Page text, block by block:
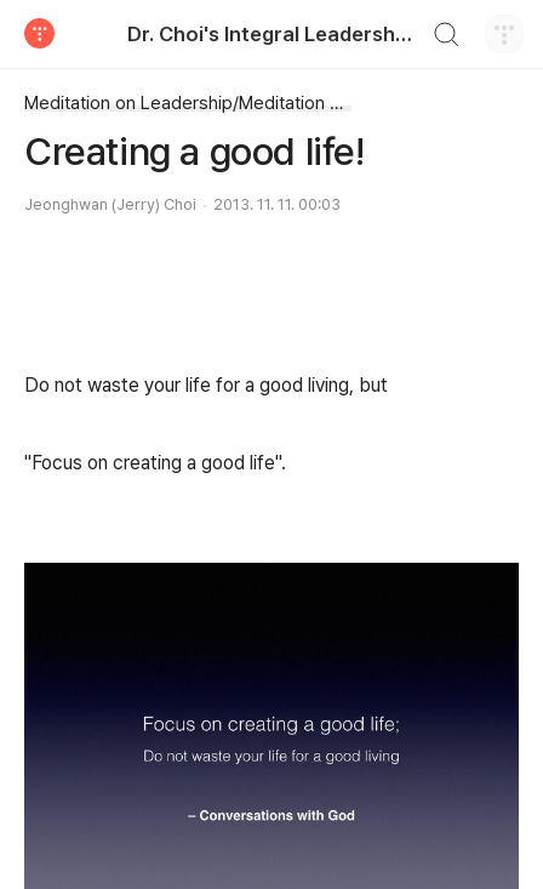
Dr. Choi's Integral Leadership Center
Meditation on Leadership/Meditation on Leadership
Creating a good life!
Jeonghwan (Jerry) Choi 2013. 11. 11. 00:03
Do not waste your life for a good living, but
"Focus on creating a good life".